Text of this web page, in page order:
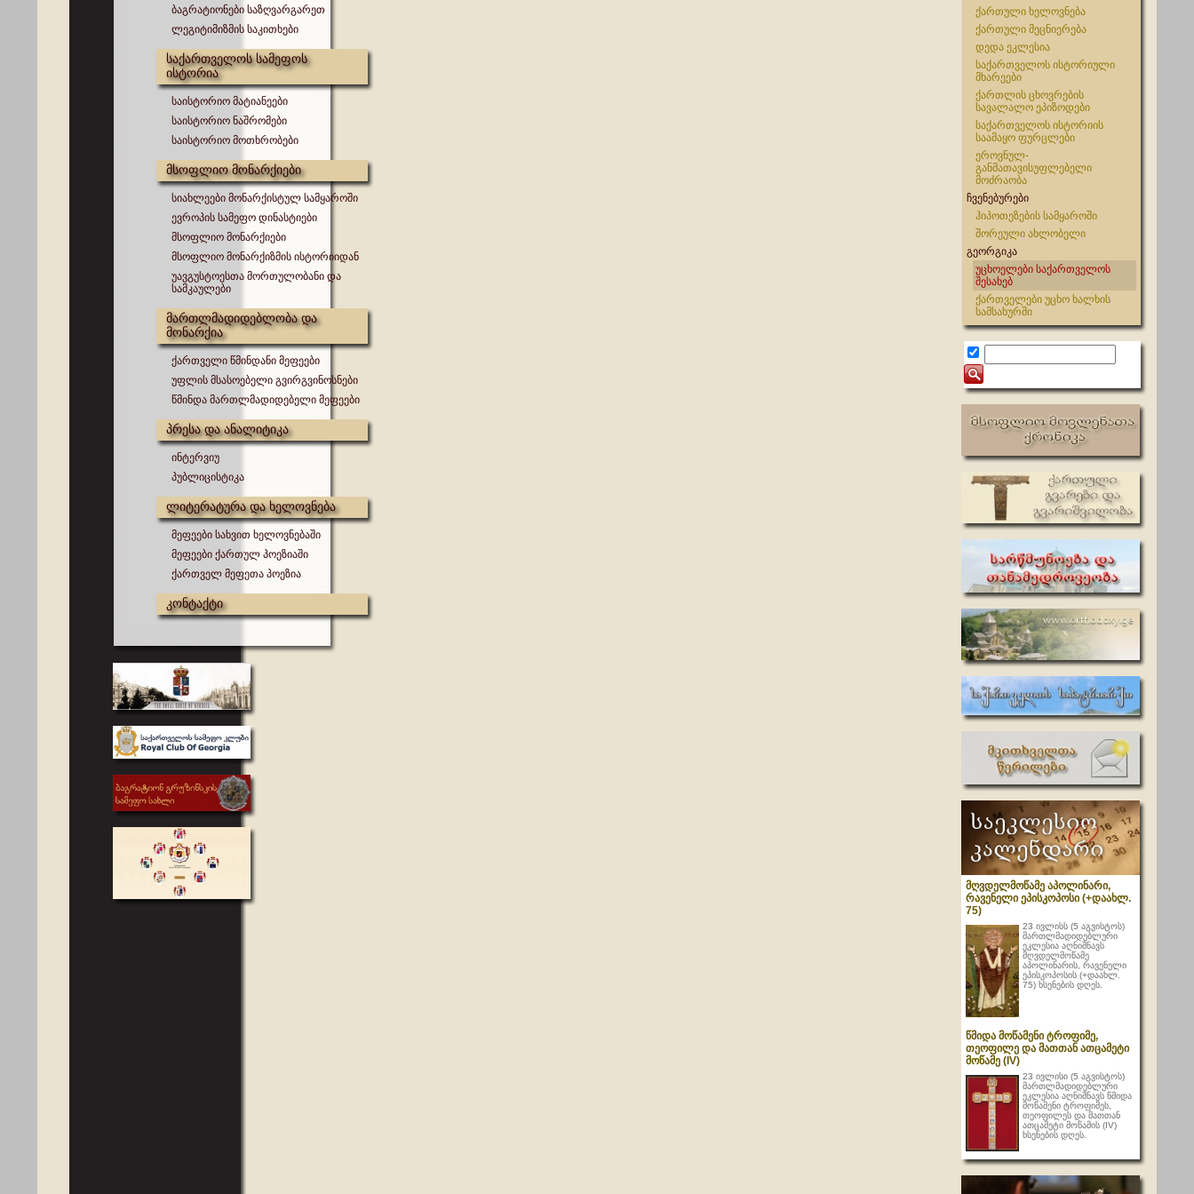
ბაგრატიონები საზღვარგარეთ
ლეგიტიმიზმის საკითხები
საქართველოს სამეფოს
ისტორია
საისტორიო მატიანეები
საისტორიო ნაშრომები
საისტორიო მოთხრობები
მსოფლიო მონარქიები
სიახლეები მონარქისტულ სამყაროში
ევროპის სამეფო დინასტიები
მსოფლიო მონარქიები
მსოფლიო მონარქიზმის ისტორიიდან
უავგუსტოესთა მორთულობანი და
სამკაულები
მართლმადიდებლობა და
მონარქია
ქართველი წმინდანი მეფეები
უფლის მსასოებელი გვირგვინოსნები
წმინდა მართლმადიდებელი მეფეები
პრესა და ანალიტიკა
ინტერვიუ
პუბლიცისტიკა
ლიტერატურა და ხელოვნება
მეფეები სახვით ხელოვნებაში
მეფეები ქართულ პოეზიაში
ქართველ მეფეთა პოეზია
კონტაქტი
ქართული ხელოვნება
ქართული მეცნიერება
დედა ეკლესია
საქართველოს ისტორიული
მხარეები
ქართლის ცხოვრების
სავალალო ეპიზოდები
საქართველოს ისტორიის
საამაყო ფურცლები
ეროვნულ-
განმათავისუფლებელი
მოძრაობა
ჩვენებურები
ჰიპოთეზების სამყაროში
შორეული ახლობელი
გეორგიკა
უცხოელები საქართველოს
შესახებ
ქართველები უცხო ხალხის
სამსახურში
მღვდელმოწამე აპოლინარი,
რავენელი ეპისკოპოსი (+დაახლ.
75)
23 ივლისს (5 აგვისტოს)
მართლმადიდებლური
ეკლესია აღნიშნავს
მღვდელმოწამე
აპოლინარის, რავენელი
ეპისკოპოსის (+დაახლ.
75) ხსენების დღეს.
წმიდა მოწამენი ტროფიმე,
თეოფილე და მათთან ათცამეტი
მოწამე (IV)
23 ივლისი (5 აგვისტოს)
მართლმადიდებლური
ეკლესია აღნიშნავს წმიდა
მოწამენი ტროფიმეს,
თეოფილეს და მათთან
ათცამეტი მოწამის (IV)
ხსენების დღეს.